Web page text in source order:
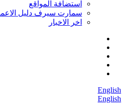
استضافة المواقع
سمارت سيرف دليل
اخر الاخبار
English
English